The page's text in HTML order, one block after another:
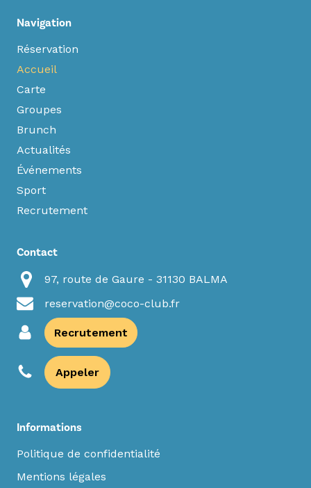
Navigation
Réservation
Accueil
Carte
Groupes
Brunch
Actualités
Événements
Sport
Recrutement
Contact
97, route de Gaure - 31130 BALMA
reservation@coco-club.fr
Recrutement
Appeler
Informations
Politique de confidentialité
Mentions légales